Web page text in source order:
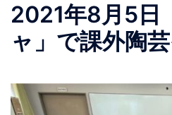
ュ
ー
2021年8月5日
ャ」で課外陶